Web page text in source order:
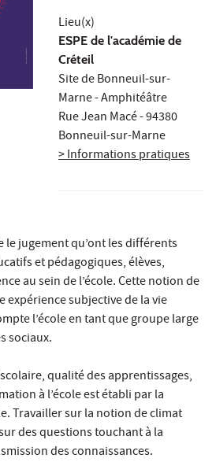
Lieu(x)
ESPE de l'académie de
Créteil
Site de Bonneuil-sur-
Marne - Amphitéâtre
Rue Jean Macé - 94380
Bonneuil-sur-Marne
> Informations pratiques
le jugement qu’ont les différents
et pédagogiques, élèves,
au sein de l’école. Cette notion de
expérience subjective de la vie
l’école en tant que groupe large
sociaux.
qualité des apprentissages,
à l’école est établi par la
Travailler sur la notion de climat
des questions touchant à la
des connaissances.